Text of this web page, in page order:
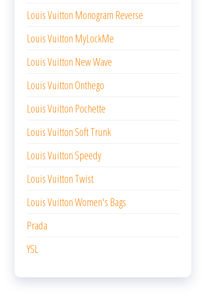
Louis Vuitton Monogram Reverse
Louis Vuitton MyLockMe
Louis Vuitton New Wave
Louis Vuitton Onthego
Louis Vuitton Pochette
Louis Vuitton Soft Trunk
Louis Vuitton Speedy
Louis Vuitton Twist
Louis Vuitton Women's Bags
Prada
YSL